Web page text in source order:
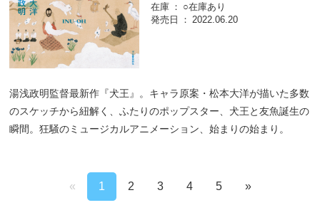
在庫
○在庫あり
発売日
2022.06.20
湯浅政明監督最新作『犬王』。キャラ原案・松本大洋が描いた多数
のスケッチから紐解く、ふたりのポップスター、犬王と友魚誕生の
瞬間。狂騒のミュージカルアニメーション、始まりの始まり。
« 1 2 3 4 5 »